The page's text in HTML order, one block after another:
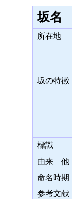
坂名
所在地
坂の特徴
標識
由来 他
命名時期
参考文献